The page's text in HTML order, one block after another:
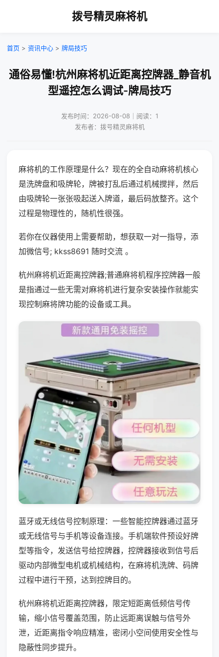
拨号精灵麻将机
首页 > 资讯中心 > 牌局技巧
通俗易懂!杭州麻将机近距离控牌器_静音机
型遥控怎么调试-牌局技巧
发布时间：2026-08-08｜阅读：1
发布者：拨号精灵麻将机
麻将机的工作原理是什么？现在的全自动麻将机核心
是洗牌盘和吸牌轮，牌被打乱后通过机械搅拌，然后
由吸牌轮一张张吸起送入牌道，最后码放整齐。这个
过程是物理性的，随机性很强。
若你在仪器使用上需要帮助，想获取一对一指导，添
加微信号; kkss8691 随时交流 。
杭州麻将机近距离控牌器;普通麻将机程序控牌器一般
是指通过一些无需对麻将机进行复杂安装操作就能实
现控制麻将牌功能的设备或工具。
蓝牙或无线信号控制原理：一些智能控牌器通过蓝牙
或无线信号与手机等设备连接。手机端软件预设好牌
型等指令，发送信号给控牌器，控牌器接收到信号后
驱动内部微型电机或机械结构，在麻将机洗牌、码牌
过程中进行干预，达到控牌目的。
杭州麻将机近距离控牌器，限定短距离低频信号传
输，缩小信号覆盖范围，防止远距离误触与信号外
泄，近距离指令响应精准，密闭小空间使用安全性与
隐蔽性同步提升。